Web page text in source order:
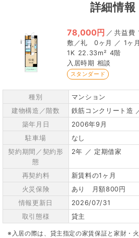
詳細情報
78,000円 ／
0ヶ月 ／ 1ヶ月
1K 22.33m² 4階
相談
スタンダード
種別
マンション
建物構造／階数
鉄筋コンクリート造
築年月日
2006年9月
駐車場
なし
契約期間／契約形
態
2年 ／ 定期借家
再契約料
新賃料の1ヶ月
火災保険
あり 月額800円
情報更新日
2026/07/31
取引態様
貸主
※入居の際は、貸主指定の家賃保証と家財・